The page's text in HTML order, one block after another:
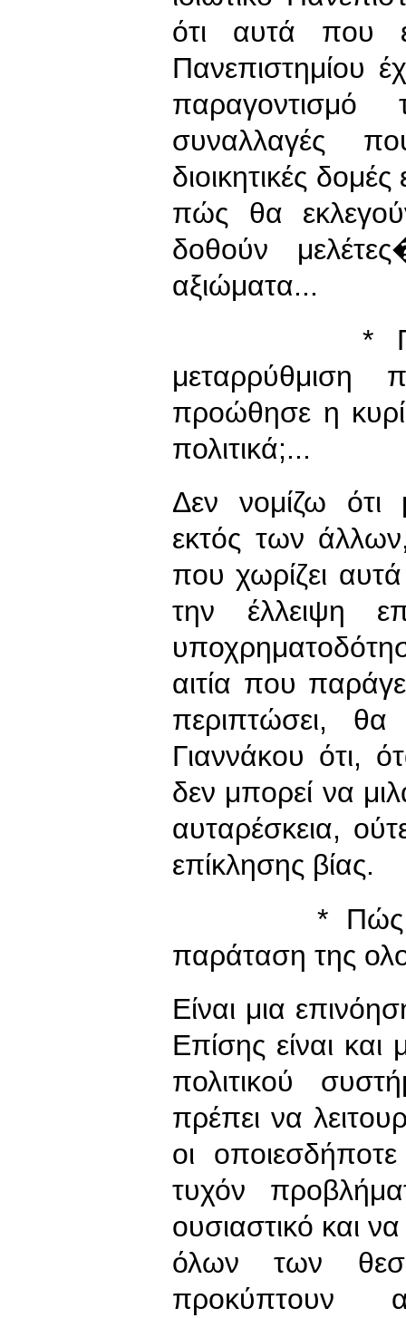
ότι αυτά που
Πανεπιστημίου
συναλλαγές
διοικητικές
πώς θα
δοθούν
αξιώματα...
*
προώθησε η
πολιτικά;...
Δεν νομίζω ότι
εκτός των
που χωρίζει
την έλλειψη
αιτία που
περιπτώσει,
Γιαννάκου ότι,
δεν μπορεί να
αυταρέσκεια,
επίκλησης βίας.
* Πώς σας
παράταση της
Είναι μια
Επίσης είναι
πολιτικού
πρέπει να
οι
τυχόν
ουσιαστικό και
όλων των
προκύπτουν